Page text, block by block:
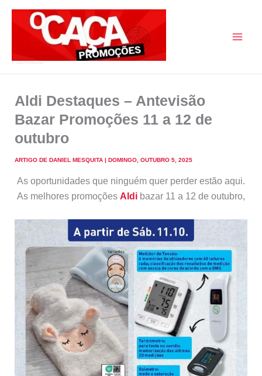
Aldi Destaques – Antevisão
Bazar Promoções 11 a 12 de
outubro
ARTIGO DE DANIEL MESQUITA | DOMINGO, OUTUBRO 5, 2025
As oportunidades que ninguém quer perder estão aqui.
As melhores promoções Aldi bazar 11 a 12 de outubro,